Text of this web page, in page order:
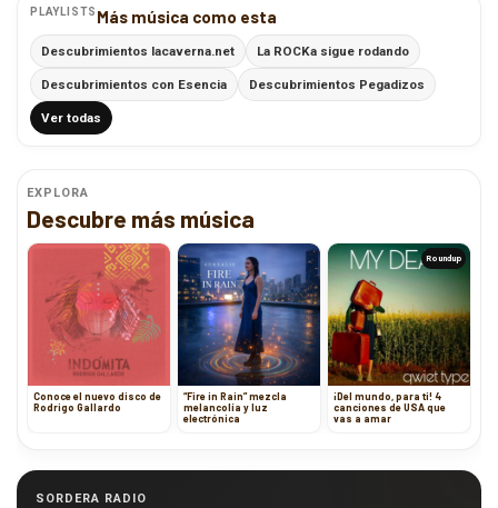
PLAYLISTS Más música como esta
Descubrimientos lacaverna.net La ROCKa sigue rodando
Descubrimientos con Esencia Descubrimientos Pegadizos
Ver todas
EXPLORA
Descubre más música
Conoce el nuevo disco de
Rodrigo Gallardo
“Fire in Rain” mezcla
melancolía y luz
electrónica
Roundup
¡Del mundo, para ti! 4
canciones de USA que
vas a amar
SORDERA RADIO